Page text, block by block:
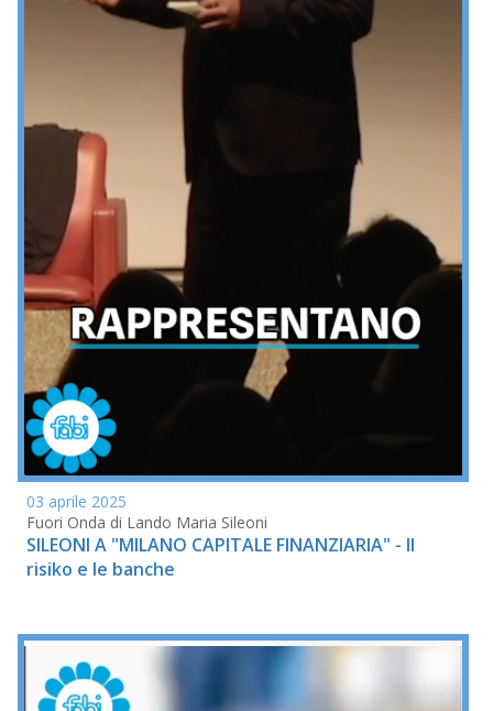
03 aprile 2025
Fuori Onda di Lando Maria Sileoni
SILEONI A "MILANO CAPITALE FINANZIARIA" - Il
risiko e le banche